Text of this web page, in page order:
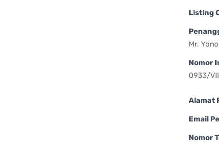
Listing
Mr.
Nomor
0933/
Alamat
Email
Nomor